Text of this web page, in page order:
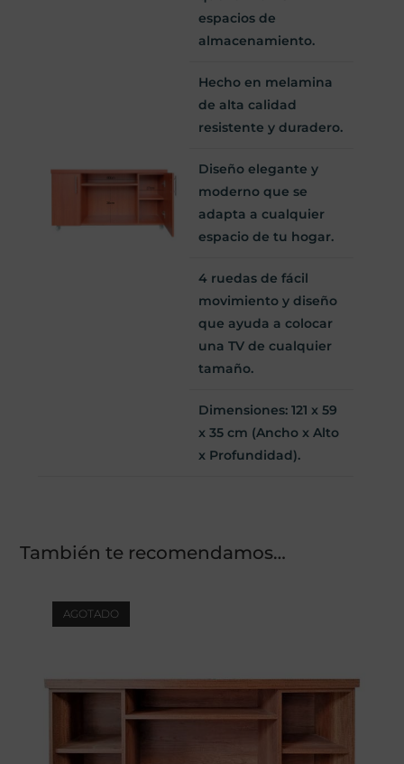
espacios de
almacenamiento.
Hecho en melamina
de alta calidad
resistente y duradero.
Diseño elegante y
moderno que se
adapta a cualquier
espacio de tu hogar.
4 ruedas de fácil
movimiento y diseño
que ayuda a colocar
una TV de cualquier
tamaño.
Dimensiones: 121 x 59
x 35 cm (Ancho x Alto
x Profundidad).
También te recomendamos…
AGOTADO